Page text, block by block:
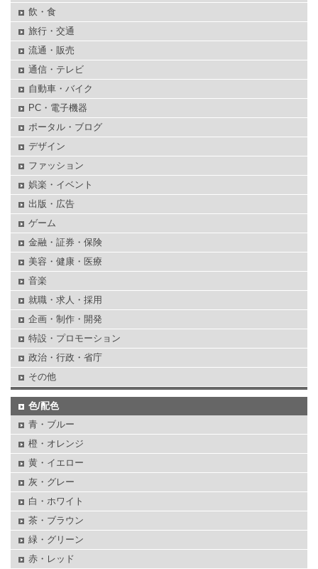
飲・食
旅行・交通
流通・販売
通信・テレビ
自動車・バイク
PC・電子機器
ポータル・ブログ
デザイン
ファッション
娯楽・イベント
出版・広告
ゲーム
金融・証券・保険
美容・健康・医療
音楽
就職・求人・採用
企画・制作・開発
特設・プロモーション
政治・行政・省庁
その他
色/配色
青・ブルー
橙・オレンジ
黄・イエロー
灰・グレー
白・ホワイト
茶・ブラウン
緑・グリーン
赤・レッド